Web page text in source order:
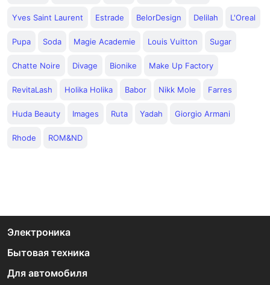
Yves Saint Laurent Estrade BelorDesign Delilah L'Oreal
Pupa Soda Magie Academie Louis Vuitton Sugar
Chatte Noire Divage Bionike Make Up Factory
RevitaLash Holika Holika Babor Nikk Mole Farres
Huda Beauty Images Ruta Yadah Giorgio Armani
Rhode ROM&ND
Электроника
Бытовая техника
Для автомобиля